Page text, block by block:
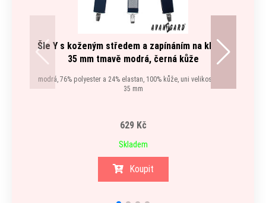
Šle Y s koženým středem a zapínáním na klipy -
35 mm tmavě modrá, černá kůže
modrá, 76% polyester a 24% elastan, 100% kůže, uni velikost, šíře
35 mm
629 Kč
Skladem
Koupit